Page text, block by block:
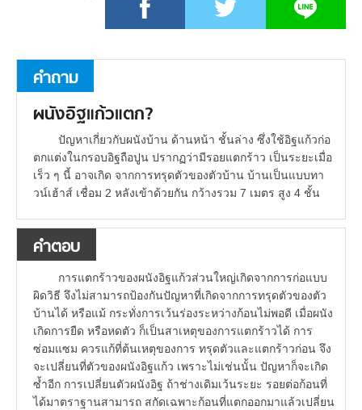
คำถาม
ผนังอิฐแก้วแตก?
ปัญหาเกี่ยวกับผนังบ้าน ด้านหน้า ชั้นล่าง ซึ่งใช้อิฐแก้วก่อ
ตกแต่งในกรอบอิฐถือปูน ปรากฏว่ามีรอยแตกร้าว เป็นระยะเมื่อ
เร็ว ๆ นี้ อาจเกิด จากการทรุดตัวของตัวบ้าน บ้านเป็นแบบทา
วน์เฮ้าส์ เชื่อม 2 หลังเข้าด้วยกัน กว้างรวม 7 เมตร สูง 4 ชั้น
คำตอบ
การแตกร้าวของผนังอิฐแก้วส่วนใหญ่เกิดจากการก่อแบบ
ผิดวิธี จึงไม่สามารถป้องกันปัญหาที่เกิดจากการทรุดตัวของตัว
บ้านได้ หรือแม้ กระทั่งการเว้นร่องระหว่างก้อนไม่พอดี เมื่อผนัง
เกิดการยืด หรือหดตัว ก็เป็นสาเหตุของการแตกร้าวได้ การ
ซ่อมแซม ควรแก้ที่ต้นเหตุของการ ทรุดตัวและแตกร้าวก่อน จึง
จะเปลี่ยนที่ตัวของผนังอิฐแก้ว เพราะไม่เช่นนั้น ปัญหาก็จะเกิด
ซ้ำอีก การเปลี่ยนตัวผนังอิฐ ถ้าช่างเดิมเว้นระยะ รอยต่อก้อนที่
ได้มาตราฐานสามารถ สกัดเฉพาะก้อนที่แตกออกมาแล้วเปลี่ยน